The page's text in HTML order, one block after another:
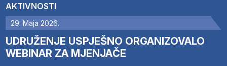
AKTIVNOSTI
29. Maja 2026.
UDRUŽENJE USPJEŠNO ORGANIZOVALO
WEBINAR ZA MJENJAČE